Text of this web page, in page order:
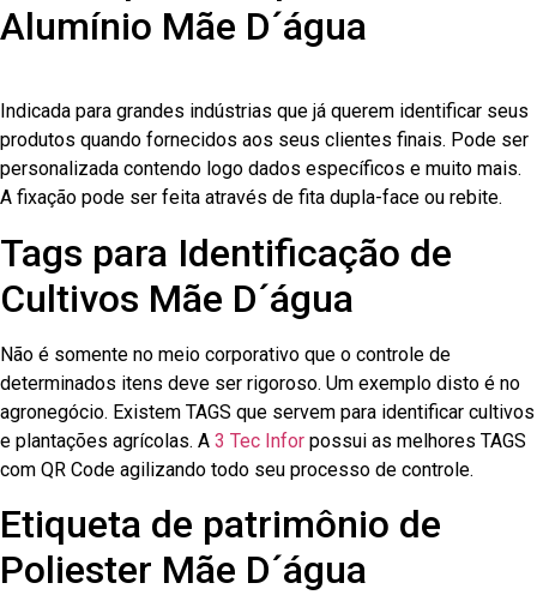
Alumínio Mãe D´água
Indicada para grandes indústrias que já querem identificar seus
produtos quando fornecidos aos seus clientes finais. Pode ser
personalizada contendo logo dados específicos e muito mais.
A fixação pode ser feita através de fita dupla-face ou rebite.
Tags para Identificação de
Cultivos Mãe D´água
Não é somente no meio corporativo que o controle de
determinados itens deve ser rigoroso. Um exemplo disto é no
agronegócio. Existem TAGS que servem para identificar cultivos
e plantações agrícolas. A 3 Tec Infor possui as melhores TAGS
com QR Code agilizando todo seu processo de controle.
Etiqueta de patrimônio de
Poliester Mãe D´água